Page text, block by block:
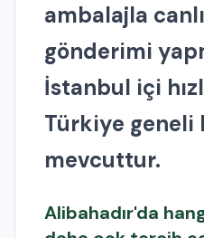
ambalajla
gönderimi
İstanbul içi
Türkiye geneli
mevcuttur.
Alibahadır'da